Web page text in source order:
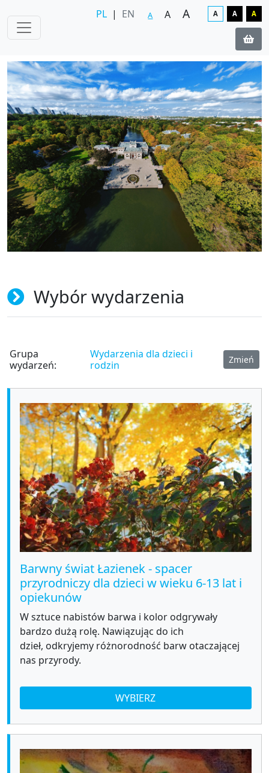
PL | EN A A A A A A
Wybór wydarzenia
Grupa
wydarzeń:
Wydarzenia dla dzieci i
rodzin
Zmień
Barwny świat Łazienek - spacer
przyrodniczy dla dzieci w wieku 6-13 lat i
opiekunów
W sztuce nabistów barwa i kolor odgrywały
bardzo dużą rolę. Nawiązując do ich
dzieł, odkryjemy różnorodność barw otaczającej
nas przyrody.
WYBIERZ